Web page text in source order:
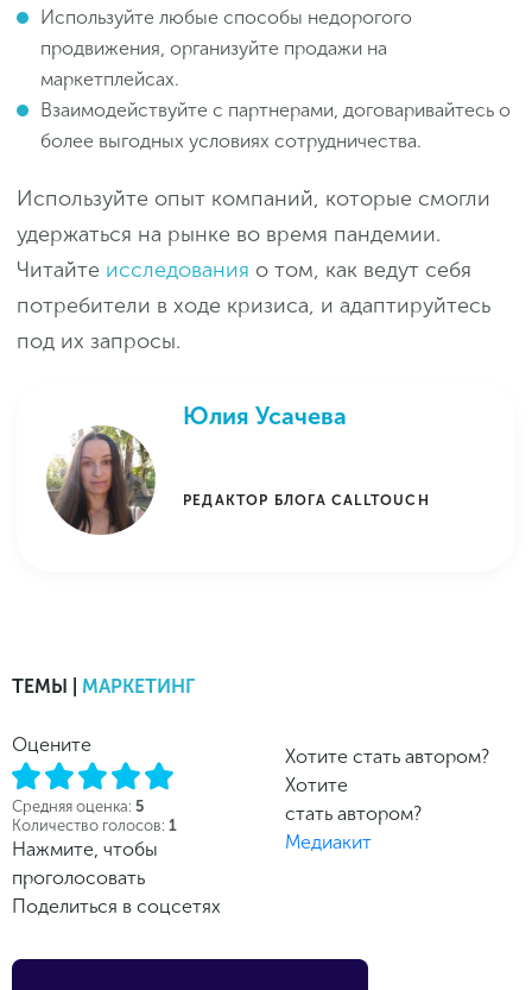
Используйте любые способы недорогого
продвижения, организуйте продажи на
маркетплейсах.
Взаимодействуйте с партнерами, договаривайтесь о
более выгодных условиях сотрудничества.
Используйте опыт компаний, которые смогли
удержаться на рынке во время пандемии.
Читайте исследования о том, как ведут себя
потребители в ходе кризиса, и адаптируйтесь
под их запросы.
Юлия Усачева
РЕДАКТОР БЛОГА CALLTOUCH
ТЕМЫ | МАРКЕТИНГ
Оцените
Средняя оценка: 5
Количество голосов: 1
Нажмите, чтобы
проголосовать
Поделиться в соцсетях
Хотите стать автором?
Хотите
стать автором?
Медиакит